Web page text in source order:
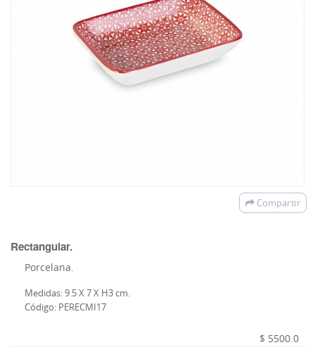
Compartir
Rectangular.
Porcelana.
Medidas: 9.5 X 7 X H3 cm.
Código: PERECMI17
$ 5500.0